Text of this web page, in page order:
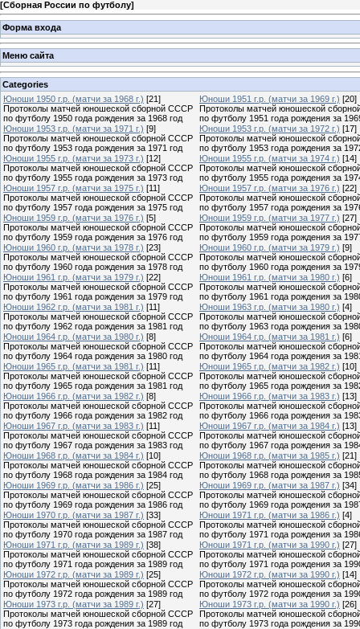
[Сборная России по футболу]
Форма входа
Меню сайта
Categories
Юноши 1950 г.р. (матчи за 1968 г.) [21]
Протоколы матчей юношеской сборной СССР
по футболу 1950 года рождения за 1968 год
Юноши 1951 г.р. (матчи за 1969 г.) [20]
Протоколы матчей юношеской
по футболу 1951 года рождения за
Юноши 1953 г.р. (матчи за 1971 г.) [9]
Протоколы матчей юношеской сборной СССР
по футболу 1953 года рождения за 1971 год
Юноши 1953 г.р. (матчи за 1972 г.) [17]
Протоколы матчей юношеской
по футболу 1953 года рождения за
Юноши 1955 г.р. (матчи за 1973 г.) [12]
Протоколы матчей юношеской сборной СССР
по футболу 1955 года рождения за 1973 год
Юноши 1955 г.р. (матчи за 1974 г.) [14]
Протоколы матчей юношеской
по футболу 1955 года рождения за
Юноши 1957 г.р. (матчи за 1975 г.) [11]
Протоколы матчей юношеской сборной СССР
по футболу 1957 года рождения за 1975 год
Юноши 1957 г.р. (матчи за 1976 г.) [22]
Протоколы матчей юношеской
по футболу 1957 года рождения за
Юноши 1959 г.р. (матчи за 1976 г.) [5]
Протоколы матчей юношеской сборной СССР
по футболу 1959 года рождения за 1976 год
Юноши 1959 г.р. (матчи за 1977 г.) [27]
Протоколы матчей юношеской
по футболу 1959 года рождения за
Юноши 1960 г.р. (матчи за 1978 г.) [23]
Протоколы матчей юношеской сборной СССР
по футболу 1960 года рождения за 1978 год
Юноши 1960 г.р. (матчи за 1979 г.) [9]
Протоколы матчей юношеской
по футболу 1960 года рождения за
Юноши 1961 г.р. (матчи за 1979 г.) [22]
Протоколы матчей юношеской сборной СССР
по футболу 1961 года рождения за 1979 год
Юноши 1961 г.р. (матчи за 1980 г.) [6]
Протоколы матчей юношеской
по футболу 1961 года рождения за
Юноши 1962 г.р. (матчи за 1981 г.) [11]
Протоколы матчей юношеской сборной СССР
по футболу 1962 года рождения за 1981 год
Юноши 1963 г.р. (матчи за 1980 г.) [4]
Протоколы матчей юношеской
по футболу 1963 года рождения за
Юноши 1964 г.р. (матчи за 1980 г.) [8]
Протоколы матчей юношеской сборной СССР
по футболу 1964 года рождения за 1980 год
Юноши 1964 г.р. (матчи за 1981 г.) [6]
Протоколы матчей юношеской
по футболу 1964 года рождения за
Юноши 1965 г.р. (матчи за 1981 г.) [11]
Протоколы матчей юношеской сборной СССР
по футболу 1965 года рождения за 1981 год
Юноши 1965 г.р. (матчи за 1982 г.) [10]
Протоколы матчей юношеской
по футболу 1965 года рождения за
Юноши 1966 г.р. (матчи за 1982 г.) [8]
Протоколы матчей юношеской сборной СССР
по футболу 1966 года рождения за 1982 год
Юноши 1966 г.р. (матчи за 1983 г.) [13]
Протоколы матчей юношеской
по футболу 1966 года рождения за
Юноши 1967 г.р. (матчи за 1983 г.) [11]
Протоколы матчей юношеской сборной СССР
по футболу 1967 года рождения за 1983 год
Юноши 1967 г.р. (матчи за 1984 г.) [13]
Протоколы матчей юношеской
по футболу 1967 года рождения за
Юноши 1968 г.р. (матчи за 1984 г.) [10]
Протоколы матчей юношеской сборной СССР
по футболу 1968 года рождения за 1984 год
Юноши 1968 г.р. (матчи за 1985 г.) [21]
Протоколы матчей юношеской
по футболу 1968 года рождения за
Юноши 1969 г.р. (матчи за 1986 г.) [25]
Протоколы матчей юношеской сборной СССР
по футболу 1969 года рождения за 1986 год
Юноши 1969 г.р. (матчи за 1987 г.) [34]
Протоколы матчей юношеской
по футболу 1969 года рождения за
Юноши 1970 г.р. (матчи за 1987 г.) [33]
Протоколы матчей юношеской сборной СССР
по футболу 1970 года рождения за 1987 год
Юноши 1971 г.р. (матчи за 1986 г.) [4]
Протоколы матчей юношеской
по футболу 1971 года рождения за
Юноши 1971 г.р. (матчи за 1989 г.) [38]
Протоколы матчей юношеской сборной СССР
по футболу 1971 года рождения за 1989 год
Юноши 1971 г.р. (матчи за 1990 г.) [27]
Протоколы матчей юношеской
по футболу 1971 года рождения за
Юноши 1972 г.р. (матчи за 1989 г.) [25]
Протоколы матчей юношеской сборной СССР
по футболу 1972 года рождения за 1989 год
Юноши 1972 г.р. (матчи за 1990 г.) [14]
Протоколы матчей юношеской
по футболу 1972 года рождения за
Юноши 1973 г.р. (матчи за 1989 г.) [27]
Протоколы матчей юношеской сборной СССР
по футболу 1973 года рождения за 1989 год
Юноши 1973 г.р. (матчи за 1990 г.) [26]
Протоколы матчей юношеской
по футболу 1973 года рождения за